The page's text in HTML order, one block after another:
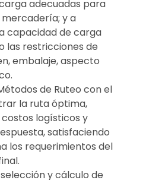
adecuadas para
y a
capacidad de carga
las restricciones de
embalaje, aspecto
de Ruteo con el
la ruta óptima,
logísticos y
satisfaciendo
los requerimientos del
y cálculo de